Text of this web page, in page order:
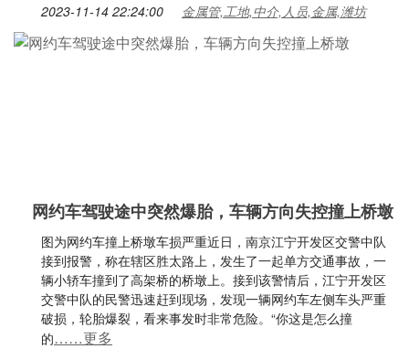
2023-11-14 22:24:00 金属管,工地,中介,人员,金属,潍坊
网约车驾驶途中突然爆胎，车辆方向失控撞上桥墩
图为网约车撞上桥墩车损严重近日，南京江宁开发区交警中队
接到报警，称在辖区胜太路上，发生了一起单方交通事故，一
辆小轿车撞到了高架桥的桥墩上。接到该警情后，江宁开发区
交警中队的民警迅速赶到现场，发现一辆网约车左侧车头严重
破损，轮胎爆裂，看来事发时非常危险。“你这是怎么撞
的……更多